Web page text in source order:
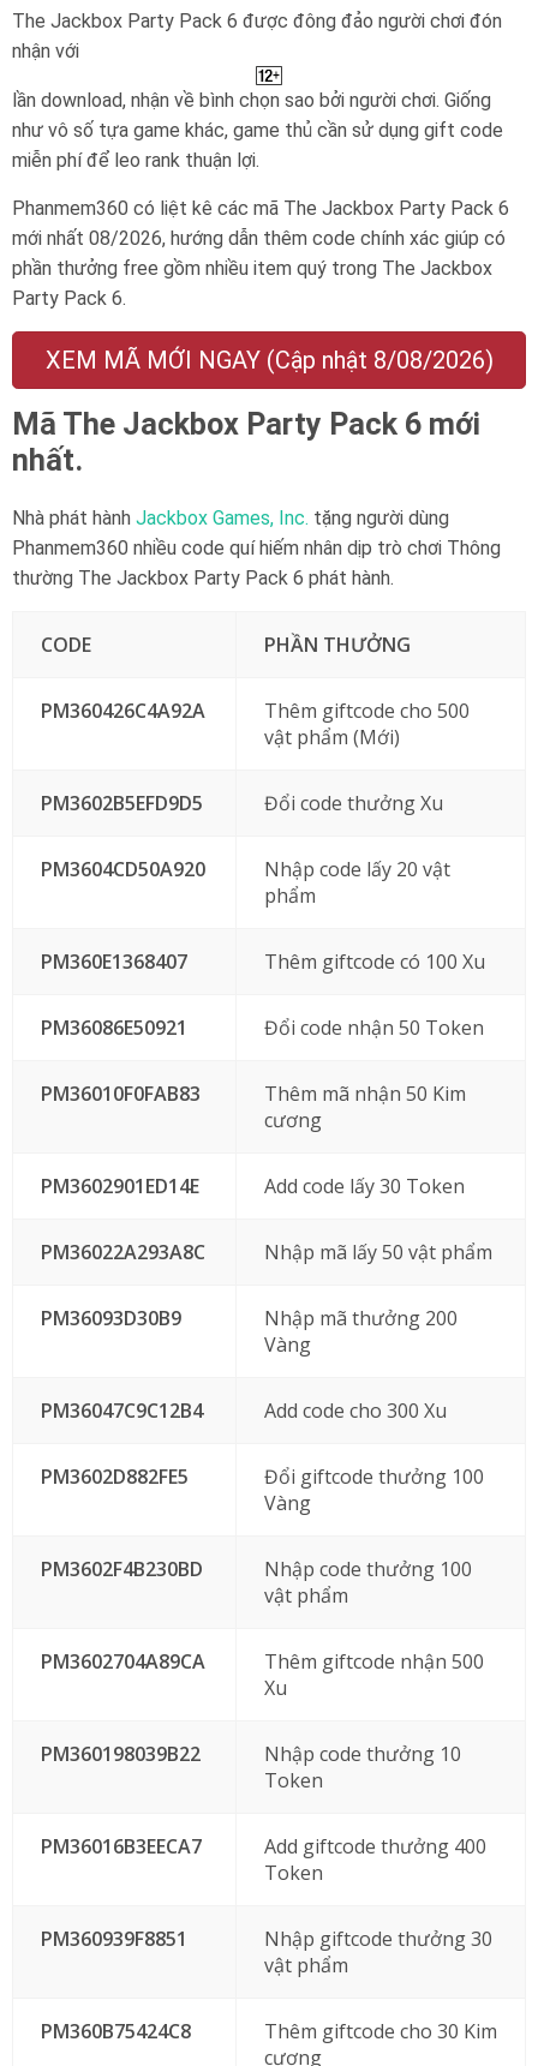
The Jackbox Party Pack 6 được đông đảo người chơi đón
nhận với
lần download, nhận về bình chọn sao bởi người chơi. Giống
như vô số tựa game khác, game thủ cần sử dụng gift code
miễn phí để leo rank thuận lợi.
Phanmem360 có liệt kê các mã The Jackbox Party Pack 6
mới nhất 08/2026, hướng dẫn thêm code chính xác giúp có
phần thưởng free gồm nhiều item quý trong The Jackbox
Party Pack 6.
XEM MÃ MỚI NGAY (Cập nhật 8/08/2026)
Mã The Jackbox Party Pack 6 mới
nhất.
Nhà phát hành Jackbox Games, Inc. tặng người dùng
Phanmem360 nhiều code quí hiếm nhân dịp trò chơi Thông
thường The Jackbox Party Pack 6 phát hành.
CODE PHẦN THƯỞNG
PM360426C4A92A
Thêm giftcode cho 500
vật phẩm (Mới)
PM3602B5EFD9D5 Đổi code thưởng Xu
PM3604CD50A920
Nhập code lấy 20 vật
phẩm
PM360E1368407 Thêm giftcode có 100 Xu
PM36086E50921 Đổi code nhận 50 Token
PM36010F0FAB83
Thêm mã nhận 50 Kim
cương
PM3602901ED14E Add code lấy 30 Token
PM36022A293A8C Nhập mã lấy 50 vật phẩm
PM36093D30B9
Nhập mã thưởng 200
Vàng
PM36047C9C12B4 Add code cho 300 Xu
PM3602D882FE5
Đổi giftcode thưởng 100
Vàng
PM3602F4B230BD
Nhập code thưởng 100
vật phẩm
PM3602704A89CA
Thêm giftcode nhận 500
Xu
PM360198039B22
Nhập code thưởng 10
Token
PM36016B3EECA7
Add giftcode thưởng 400
Token
PM360939F8851
Nhập giftcode thưởng 30
vật phẩm
PM360B75424C8
Thêm giftcode cho 30 Kim
cương